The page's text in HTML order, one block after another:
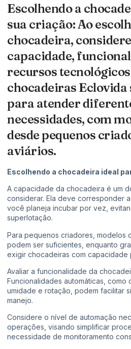
Escolhendo a
sua criação: Ao
chocadeira,
capacidade,
recursos
chocadeiras Eclovida
para atender
necessidades, com
desde pequenos
aviários.
Escolhendo a chocadeira ideal
A capacidade da chocadeira é um
considerar. Ela deve corresponder
você planeja incubar por vez,
superlotação.
Para pequenos criadores, modelos
podem ser suficientes, enquanto
exigir chocadeiras com capacidade
Avaliar a funcionalidade da
Funcionalidades automáticas, como
umidade e rotação, podem facilitar
manejo.
Considere o nível de automação
operações, visando simplificar
necessidade de monitoramento